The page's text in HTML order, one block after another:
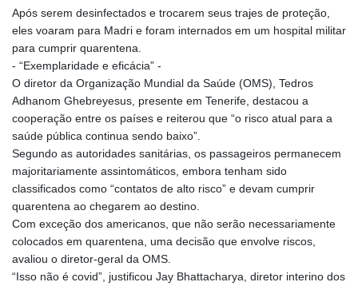
Após serem desinfectados e trocarem seus trajes de proteção,
eles voaram para Madri e foram internados em um hospital militar
para cumprir quarentena.
- “Exemplaridade e eficácia” -
O diretor da Organização Mundial da Saúde (OMS), Tedros
Adhanom Ghebreyesus, presente em Tenerife, destacou a
cooperação entre os países e reiterou que “o risco atual para a
saúde pública continua sendo baixo”.
Segundo as autoridades sanitárias, os passageiros permanecem
majoritariamente assintomáticos, embora tenham sido
classificados como “contatos de alto risco” e devam cumprir
quarentena ao chegarem ao destino.
Com exceção dos americanos, que não serão necessariamente
colocados em quarentena, uma decisão que envolve riscos,
avaliou o diretor-geral da OMS.
“Isso não é covid”, justificou Jay Bhattacharya, diretor interino dos